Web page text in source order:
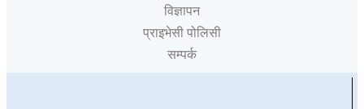
विज्ञापन
प्राइभेसी पोलिसी
सम्पर्क